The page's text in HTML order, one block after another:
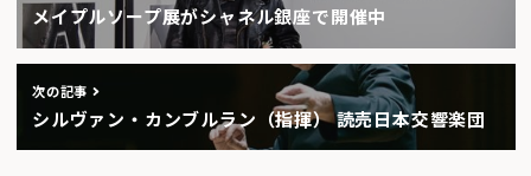
メイプルソープ展がシャネル銀座で開催中
次の記事
シルヴァン・カンブルラン（指揮） 読売日本交響楽団